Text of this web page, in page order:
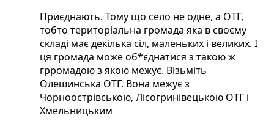
Приєднають. Тому що село не одне, а ОТГ,
тобто територіальна громада яка в своєму
складі має декілька сіл, маленьких і великих. І
ця громада може об*єднатися з такою ж
грромадою з якою межує. Візьміть
Олешинська ОТГ. Вона межує з
Чорноострівською, Лісогринівецькою ОТГ і
Хмельницьким